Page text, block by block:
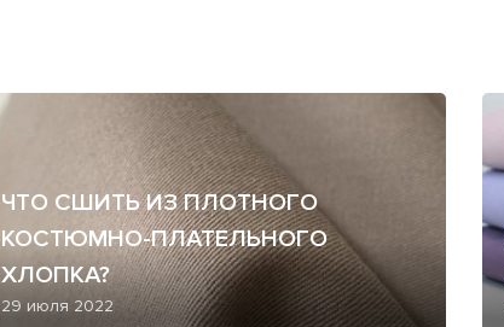
ЧТО СШИТЬ ИЗ ПЛОТНОГО
КОСТЮМНО-ПЛАТЕЛЬНОГО
ХЛОПКА?
29 июля 2022